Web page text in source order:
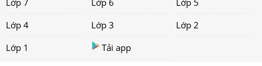
Lớp 4
Lớp 3
Lớp 2
Lớp 1
Tải app